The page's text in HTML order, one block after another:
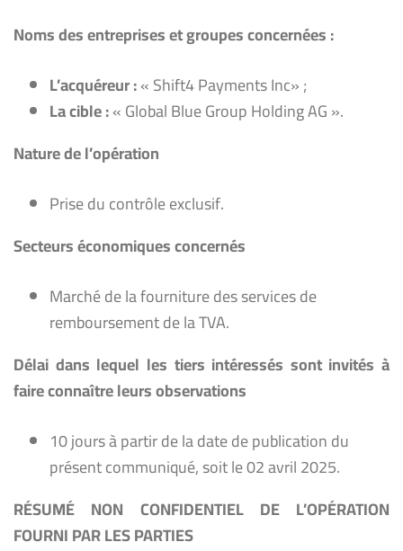
Noms des entreprises et groupes concernées :
L’acquéreur :« Shift4 Payments Inc» ;
La cible :« Global Blue Group Holding AG ».
Nature de l’opération
Prise du contrôle exclusif.
Secteurs économiques concernés
Marché de la fourniture des services de
remboursement de la TVA.
Délai dans lequel les tiers intéressés sont invités à
faire connaître leurs observations
10 jours à partir de la date de publication du
présent communiqué, soit le 02 avril 2025.
RÉSUMÉ NON CONFIDENTIEL DE L’OPÉRATION
FOURNI PAR LES PARTIES